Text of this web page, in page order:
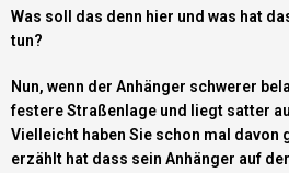
Was soll das denn hier und was hat
tun?
Nun, wenn der Anhänger schwerer
festere Straßenlage und liegt satter
Vielleicht haben Sie schon mal davon
erzählt hat dass sein Anhänger auf